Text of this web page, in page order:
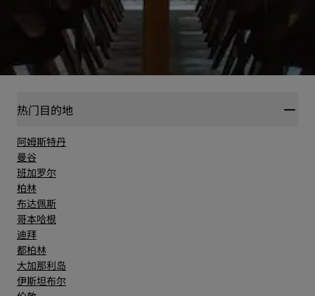
热门目的地
阿姆斯特丹
曼谷
班加罗尔
柏林
布达佩斯
哥本哈根
迪拜
都柏林
大加那利岛
伊斯坦布尔